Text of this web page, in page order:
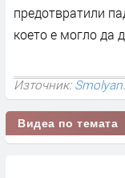
предотвратили
което е могло да
Източник:
Видеа по темата